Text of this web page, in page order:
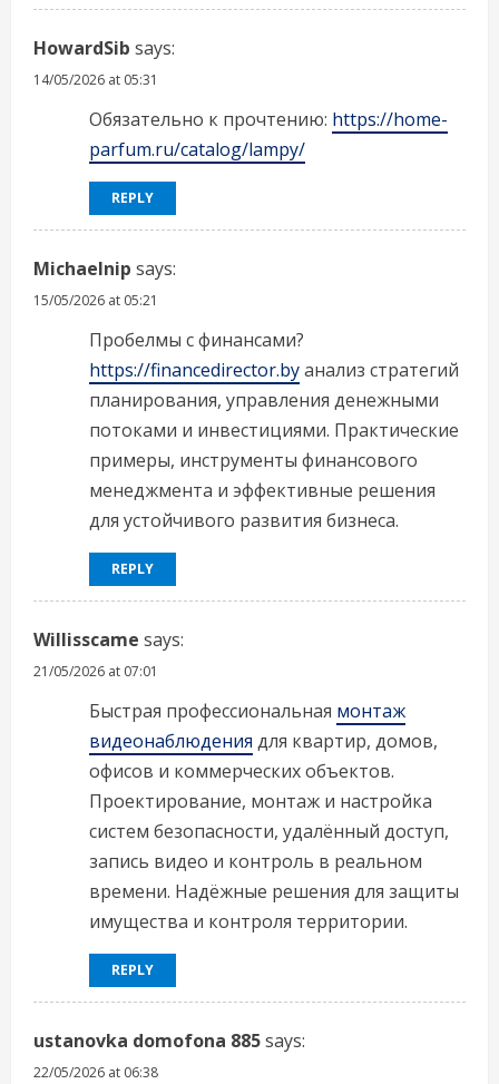
HowardSib says:
14/05/2026 at 05:31
Обязательно к прочтению: https://home-
parfum.ru/catalog/lampy/
REPLY
Michaelnip says:
15/05/2026 at 05:21
Пробелмы с финансами?
https://financedirector.byанализ стратегий
планирования, управления денежными
потоками и инвестициями. Практические
примеры, инструменты финансового
менеджмента и эффективные решения
для устойчивого развития бизнеса.
REPLY
Willisscame says:
21/05/2026 at 07:01
Быстрая профессиональная монтаж
видеонаблюдения для квартир, домов,
офисов и коммерческих объектов.
Проектирование, монтаж и настройка
систем безопасности, удалённый доступ,
запись видео и контроль в реальном
времени. Надёжные решения для защиты
имущества и контроля территории.
REPLY
ustanovka domofona 885says:
22/05/2026 at 06:38